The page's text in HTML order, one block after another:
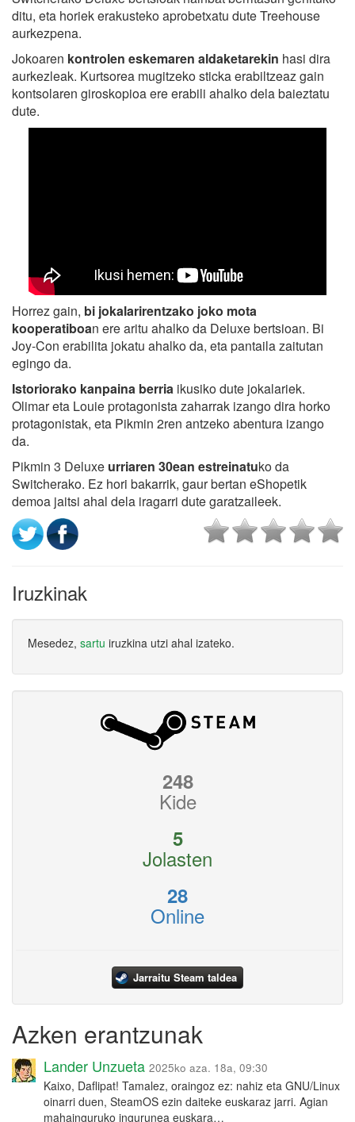
ditu, eta horiek erakusteko aprobetxatu dute Treehouse
aurkezpena.
Jokoaren kontrolen eskemaren aldaketarekin hasi dira
aurkezleak. Kurtsorea mugitzeko sticka erabiltzeaz gain
kontsolaren giroskopioa ere erabili ahalko dela baieztatu
dute.
Horrez gain, bi jokalarirentzako joko mota
kooperatiboan ere aritu ahalko da Deluxe bertsioan. Bi
Joy-Con erabilita jokatu ahalko da, eta pantaila zaitutan
egingo da.
Istoriorako kanpaina berria ikusiko dute jokalariek.
Olimar eta Louie protagonista zaharrak izango dira horko
protagonistak, eta Pikmin 2ren antzeko abentura izango
da.
Pikmin 3 Deluxe urriaren 30ean estreinatuko da
Switcherako. Ez hori bakarrik, gaur bertan eShopetik
demoa jaitsi ahal dela iragarri dute garatzaileek.
Iruzkinak
Mesedez, sartu iruzkina utzi ahal izateko.
248
Kide
5
Jolasten
28
Online
Jarraitu Steam taldea
Azken erantzunak
Lander Unzueta 2025ko aza. 18a, 09:30
Kaixo, Daflipat! Tamalez, oraingoz ez: nahiz eta GNU/Linux
oinarri duen, SteamOS ezin daiteke euskaraz jarri. Agian
mahainguruko ingurunea euskara…